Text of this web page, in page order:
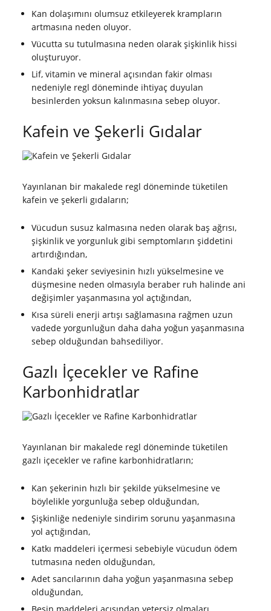
Kan dolaşımını olumsuz etkileyerek krampların
artmasına neden oluyor.
Vücutta su tutulmasına neden olarak şişkinlik hissi
oluşturuyor.
Lif, vitamin ve mineral açısından fakir olması
nedeniyle regl döneminde ihtiyaç duyulan
besinlerden yoksun kalınmasına sebep oluyor.
Kafein ve Şekerli Gıdalar
Yayınlanan bir makalede regl döneminde tüketilen
kafein ve şekerli gıdaların;
Vücudun susuz kalmasına neden olarak baş ağrısı,
şişkinlik ve yorgunluk gibi semptomların şiddetini
artırdığından,
Kandaki şeker seviyesinin hızlı yükselmesine ve
düşmesine neden olmasıyla beraber ruh halinde ani
değişimler yaşanmasına yol açtığından,
Kısa süreli enerji artışı sağlamasına rağmen uzun
vadede yorgunluğun daha daha yoğun yaşanmasına
sebep olduğundan bahsediliyor.
Gazlı İçecekler ve Rafine
Karbonhidratlar
Yayınlanan bir makalede regl döneminde tüketilen
gazlı içecekler ve rafine karbonhidratların;
Kan şekerinin hızlı bir şekilde yükselmesine ve
böylelikle yorgunluğa sebep olduğundan,
Şişkinliğe nedeniyle sindirim sorunu yaşanmasına
yol açtığından,
Katkı maddeleri içermesi sebebiyle vücudun ödem
tutmasına neden olduğundan,
Adet sancılarının daha yoğun yaşanmasına sebep
olduğundan,